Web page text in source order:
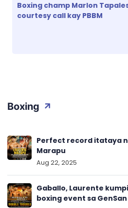
Boxing champ Marlon
courtesy call kay PBBM
Boxing
Perfect record itataya
Marapu
Aug 22, 2025
Gaballo, Laurente
boxing event sa GenSan